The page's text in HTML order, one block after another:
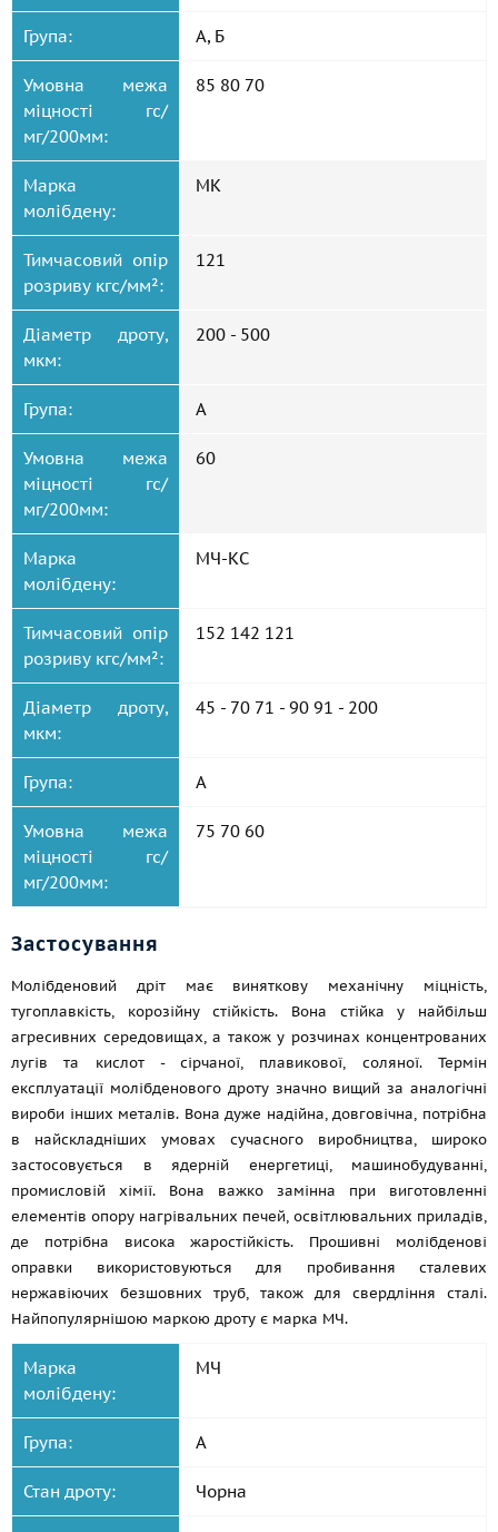
Група: А, Б
Умовна межа
міцності гс/
мг/200мм:
85 80 70
Марка
молібдену:
МК
Тимчасовий опір
розриву кгс/мм²:
121
Діаметр дроту,
мкм:
200 - 500
Група: А
Умовна межа
міцності гс/
мг/200мм:
60
Марка
молібдену:
МЧ-КС
Тимчасовий опір
розриву кгс/мм²:
152 142 121
Діаметр дроту,
мкм:
45 - 70 71 - 90 91 - 200
Група: А
Умовна межа
міцності гс/
мг/200мм:
75 70 60
Застосування
Молібденовий дріт має виняткову механічну міцність,
тугоплавкість, корозійну стійкість. Вона стійка у найбільш
агресивних середовищах, а також у розчинах концентрованих
лугів та кислот - сірчаної, плавикової, соляної. Термін
експлуатації молібденового дроту значно вищий за аналогічні
вироби інших металів. Вона дуже надійна, довговічна, потрібна
в найскладніших умовах сучасного виробництва, широко
застосовується в ядерній енергетиці, машинобудуванні,
промисловій хімії. Вона важко замінна при виготовленні
елементів опору нагрівальних печей, освітлювальних приладів,
де потрібна висока жаростійкість. Прошивні молібденові
оправки використовуються для пробивання сталевих
нержавіючих безшовних труб, також для свердління сталі.
Найпопулярнішою маркою дроту є марка МЧ.
Марка
молібдену:
МЧ
Група: А
Стан дроту: Чорна